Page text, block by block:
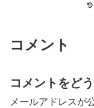
ストール『
コメント
コメントをど
メールアドレスが